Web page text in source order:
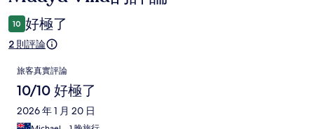
論
10 好極了
2 則評論
評
論
旅客真實評論
10/10 好極了
2026 年 1 月 20 日